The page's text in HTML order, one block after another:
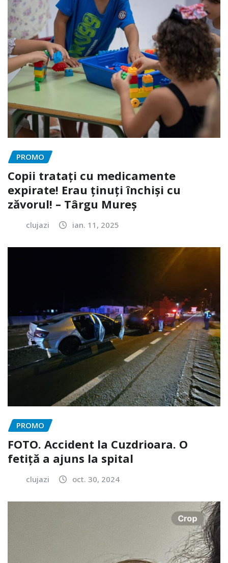
PROMO
Copii tratați cu medicamente
expirate! Erau ținuți închiși cu
zăvorul! – Târgu Mureș
clujazi ian. 11, 2025
PROMO
FOTO. Accident la Cuzdrioara. O
fetiță a ajuns la spital
clujazi oct. 30, 2024